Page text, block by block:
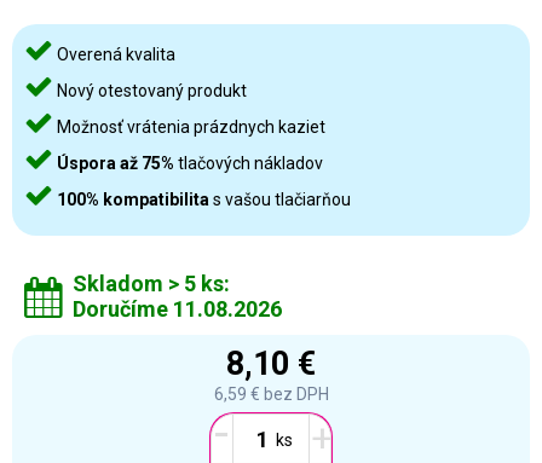
Overená kvalita
Nový otestovaný produkt
Možnosť vrátenia prázdnych kaziet
Úspora až 75% tlačových nákladov
100% kompatibilita s vašou tlačiarňou
Skladom > 5 ks:
Doručíme 11.08.2026
8,10 €
6,59 € bez DPH
- +